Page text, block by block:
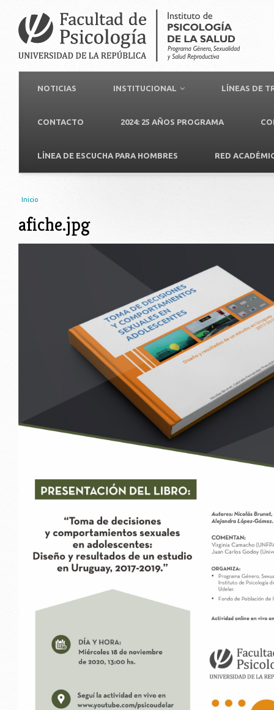
NOTICIAS INSTITUCIONAL LÍNEAS DE
CONTACTO 2024: 25 AÑOS PROGRAMA
LÍNEA DE ESCUCHA PARA HOMBRES RED
Usted está aquí
Inicio
afiche.jpg